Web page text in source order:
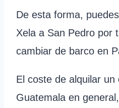
De esta forma,
Xela a San Pedro por
cambiar de barco en
El coste de alquilar
Guatemala en